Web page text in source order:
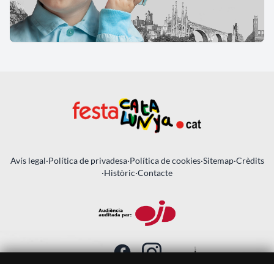
Avís legal·Política de privadesa·Política de cookies·Sitemap·Crèdits
·Històric·Contacte